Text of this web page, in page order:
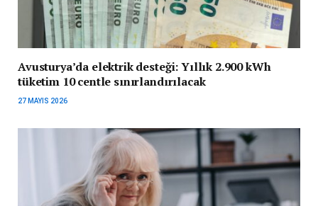
Avusturya’da elektrik desteği: Yıllık 2.900 kWh
tüketim 10 centle sınırlandırılacak
27 MAYIS 2026